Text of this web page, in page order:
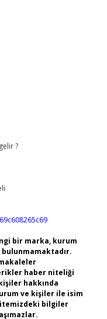
?
bir marka, kurum
bulunmamaktadır.
haber niteliği
hakkında
ve kişiler ile isim
bilgiler